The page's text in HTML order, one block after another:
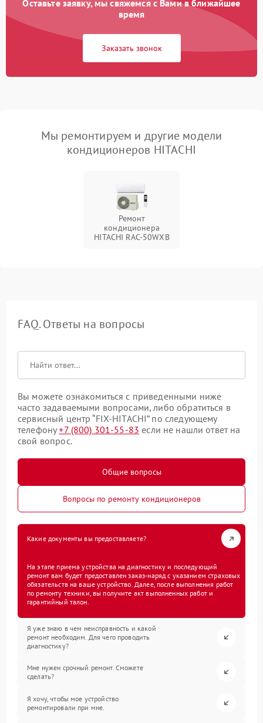
Оставьте заявку, мы свяжемся с Вами в ближайшее
время
Заказать звонок
Мы ремонтируем и другие модели
кондиционеров HITACHI
Ремонт
кондиционера
HITACHI RAC-50WXB
FAQ. Ответы на вопросы
Вы можете ознакомиться с приведенными ниже
часто задаваемыми вопросами, либо обратиться в
сервисный центр “FIX-HITACHI” по следующему
телефону+7 (800) 301-55-83 если не нашли ответ на
свой вопрос.
Общие вопросы
Вопросы по ремонту кондиционеров
Какие документы вы предоставляете?
На этапе приема устройства на диагностику и последующий
ремонт вам будет предоставлен заказ-наряд с указанием страховых
обязательств на ваше устройство. Далее, после выполнения работ
по ремонту техники, вы получите акт выполненных работ и
гарантийный талон.
Я уже знаю в чем неисправность и какой
ремонт необходим. Для чего проводить
диагностику?
Мне нужен срочный ремонт. Сможете
сделать?
Я хочу, чтобы мое устройство
ремонтировали при мне.